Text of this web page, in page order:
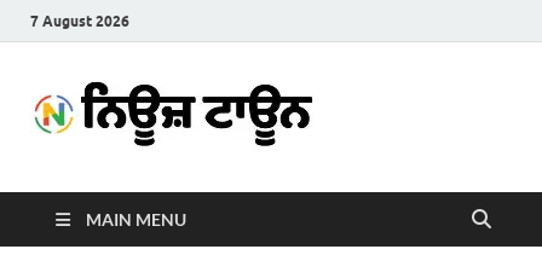
7 August 2026
Town
MAIN MENU